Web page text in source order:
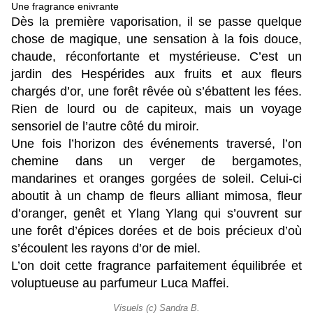
Une fragrance enivrante
Dès la première vaporisation, il se passe quelque
chose de magique, une sensation à la fois douce,
chaude, réconfortante et mystérieuse. C’est un
jardin des Hespérides aux fruits et aux fleurs
chargés d’or, une forêt rêvée où s’ébattent les fées.
Rien de lourd ou de capiteux, mais un voyage
sensoriel de l’autre côté du miroir.
Une fois l’horizon des événements traversé, l’on
chemine dans un verger de bergamotes,
mandarines et oranges gorgées de soleil. Celui-ci
aboutit à un champ de fleurs alliant mimosa, fleur
d’oranger, genêt et Ylang Ylang qui s’ouvrent sur
une forêt d’épices dorées et de bois précieux d’où
s’écoulent les rayons d’or de miel.
L’on doit cette fragrance parfaitement équilibrée et
voluptueuse au parfumeur Luca Maffei.
Visuels (c) Sandra B.